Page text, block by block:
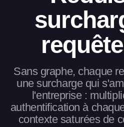
Sans graphe, chaque
une surcharge qui
l'entreprise :
authentification à
contexte saturées de